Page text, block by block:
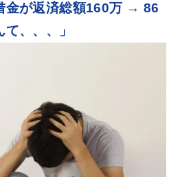
金が返済総額160万 → 86
、、、」